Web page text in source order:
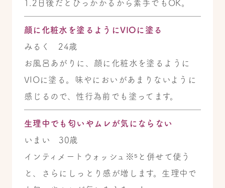
1.2日後だとひっかかるから素手でもOK。
顔に化粧水を塗るようにVIOに塗る
みるく 24歳
お風呂あがりに、顔に化粧水を塗るように
VIOに塗る。味やにおいがあまりないように
感じるので、性行為前でも塗ってます。
生理中でも匂いやムレが気にならない
いまい 30歳
インティメートウォッシュ※⁵と併せて使う
と、さらにしっとり感が増します。生理中で